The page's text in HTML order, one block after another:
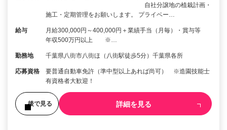
自社分譲地の植栽計画・
施工・定期管理をお願いします。 プライベー…
給与
月給300,000円～400,000円＋業績手当（月毎）・賞与等
年収500万円以上 ※…
勤務地 千葉県八街市八街ほ（八街駅徒歩5分）千葉県各所
応募資格
要普通自動車免許（準中型以上あれば尚可） ※造園技能士
有資格者大歓迎！
後で見る 詳細を見る